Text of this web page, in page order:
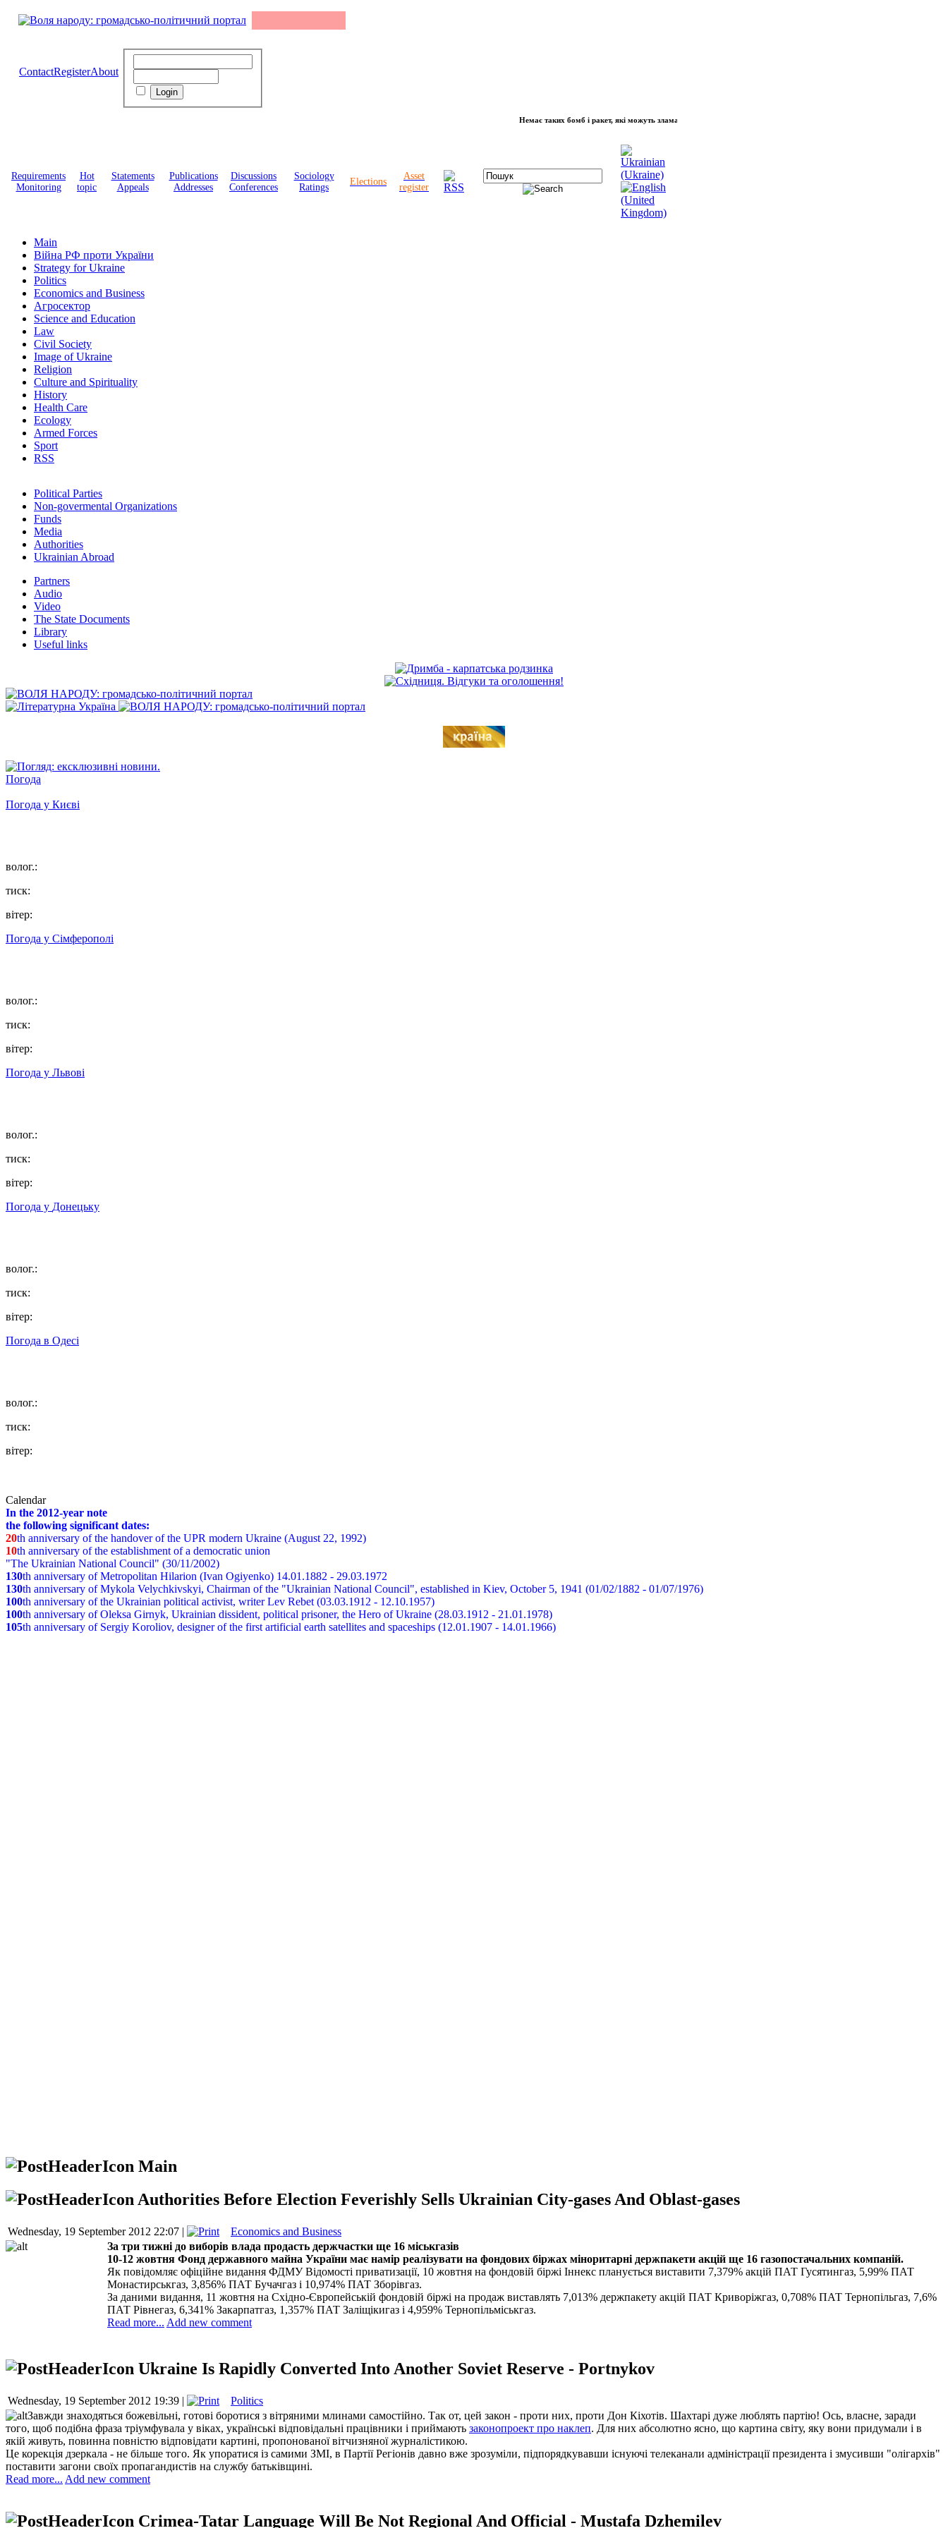
ContactRegisterAbout
Немає таких бомб і ракет, які можуть зламати волю народу, - Президент України Володимир Зеленський
Requirements
Monitoring
Hot
topic
Statements
Appeals
Publications
Addresses
Discussions
Conferences
Sociology
Ratings
Elections
Asset
register
Main
Війна РФ проти України
Strategy for Ukraine
Politics
Economics and Business
Агросектор
Science and Education
Law
Civil Society
Image of Ukraine
Religion
Culture and Spirituality
History
Health Care
Ecology
Armed Forces
Sport
RSS
Political Parties
Non-govermental Organizations
Funds
Мedia
Authorities
Ukrainian Abroad
Partners
Audio
Video
The State Documents
Library
Useful links
Погода
Погода у Києві
волог.:
тиск:
вітер:
Погода у Сімферополі
волог.:
тиск:
вітер:
Погода у Львові
волог.:
тиск:
вітер:
Погода у Донецьку
волог.:
тиск:
вітер:
Погода в Одесі
волог.:
тиск:
вітер:
Calendar
In the 2012-year note
the following significant dates:
20th anniversary of the handover of the UPR modern Ukraine (August 22, 1992)
10th anniversary of the establishment of a democratic union
"The Ukrainian National Council" (30/11/2002)
130th anniversary of Metropolitan Hilarion (Ivan Ogiyenko) 14.01.1882 - 29.03.1972
130th anniversary of Mykola Velychkivskyi, Chairman of the "Ukrainian National Council", established in Kiev, October 5, 1941 (01/02/1882 - 01/07/1976)
100th anniversary of the Ukrainian political activist, writer Lev Rebet (03.03.1912 - 12.10.1957)
100th anniversary of Oleksa Girnyk, Ukrainian dissident, political prisoner, the Hero of Ukraine (28.03.1912 - 21.01.1978)
105th anniversary of Sergiy Koroliov, designer of the first artificial earth satellites and spaceships (12.01.1907 - 14.01.1966)
Main
Authorities Before Election Feverishly Sells Ukrainian City-gases And Oblast-gases
Wednesday, 19 September 2012 22:07 |
Economics and Business
За три тижні до виборів влада продасть держчастки ще 16 міськгазів
10-12 жовтня Фонд державного майна України має намір реалізувати на фондових біржах міноритарні держпакети акцій ще 16 газопостачальних компаній.
Як повідомляє офіційне видання ФДМУ Відомості приватизації, 10 жовтня на фондовій біржі Іннекс планується виставити 7,379% акцій ПАТ Гусятингаз, 5,99% ПАТ
Монастирськгаз, 3,856% ПАТ Бучачгаз і 10,974% ПАТ Зборівгаз.
За даними видання, 11 жовтня на Східно-Європейській фондовій біржі на продаж виставлять 7,013% держпакету акцій ПАТ Криворіжгаз, 0,708% ПАТ Тернопільгаз, 7,6%
ПАТ Рівнегаз, 6,341% Закарпатгаз, 1,357% ПАТ Заліщікигаз і 4,959% Тернопільміськгаз.
Read more... Add new comment
Ukraine Is Rapidly Converted Into Another Soviet Reserve - Portnykov
Wednesday, 19 September 2012 19:39 |
Politics
Завжди знаходяться божевільні, готові боротися з вітряними млинами самостійно. Так от, цей закон - проти них, проти Дон Кіхотів. Шахтарі дуже люблять партію! Ось, власне, заради
того, щоб подібна фраза тріумфувала у віках, українські відповідальні працівники і приймають законопроект про наклеп. Для них абсолютно ясно, що картина світу, яку вони придумали і в
якій живуть, повинна повністю відповідати картині, пропонованої вітчизняної журналістикою.
Це корекція дзеркала - не більше того. Як упоратися із самими ЗМІ, в Партії Регіонів давно вже зрозуміли, підпорядкувавши існуючі телеканали адміністрації президента і змусивши "олігархів"
поставити загони своїх пропагандистів на службу батьківщині.
Read more... Add new comment
Crimea-Tatar Language Will Be Not Regional And Official - Mustafa Dzhemilev